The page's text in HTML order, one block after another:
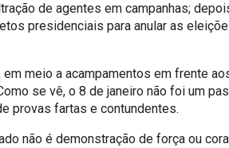
de agentes em campanhas;
presidenciais para anular as
meio a acampamentos em frente
se vê, o 8 de janeiro não foi um
provas fartas e contundentes.
não é demonstração de força ou